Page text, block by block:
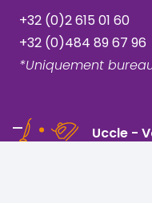
+32 (0)2 615 01 60
+32 (0)484 89 67 96
*Uniquement
Uccle -